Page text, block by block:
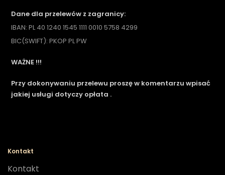
Dane dla przelewów z zagranicy:
IBAN: PL 40 1240 1545 1111 0010 5758 4299
BIC(SWIFT): PKOP PL PW
WAŻNE !!!
Przy dokonywaniu przelewu proszę w komentarzu wpisać
jakiej usługi dotyczy opłata .
Kontakt
Kontakt